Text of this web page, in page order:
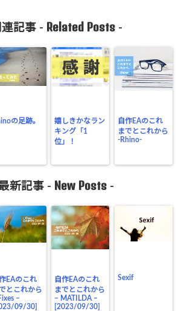
記事 - Related Posts-
の足跡。
嬉しきかなラン
キング「1
位」！
自作EAのこれ
までとこれから
-Rhino-
新記事 - New Posts -
EAのこれ
とこれから
–
09/30]
自作EAのこれ
までとこれから
– MATILDA –
[2023/09/30]
Sexif